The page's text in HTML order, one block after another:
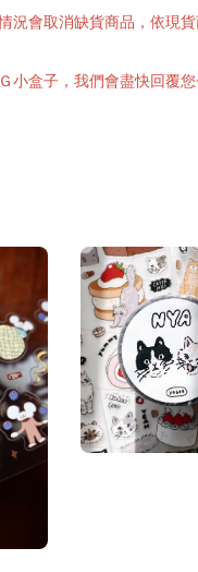
況會取消缺貨商品，依現
小盒子，我們會盡快回覆